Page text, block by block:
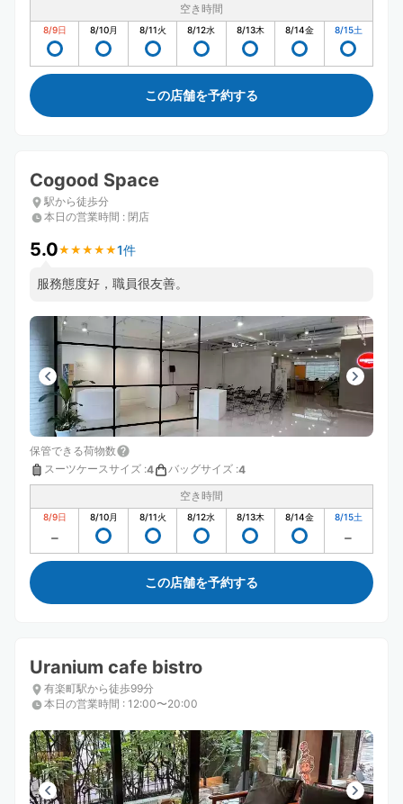
空き時間
8/9日 8/10月 8/11火 8/12水 8/13木 8/14金 8/15土
この店舗を予約する
Cogood Space
駅から徒歩分
本日の営業時間 : 閉店
5.0★ ★ ★ ★ ★
★ ★ ★ ★ ★1件
服務態度好，職員很友善。
保管できる荷物数
スーツケースサイズ :4 バッグサイズ :4
空き時間
8/9日 8/10月 8/11火 8/12水 8/13木 8/14金 8/15土
この店舗を予約する
Uranium cafe bistro
有楽町駅から徒歩99分
本日の営業時間 : 12:00〜20:00